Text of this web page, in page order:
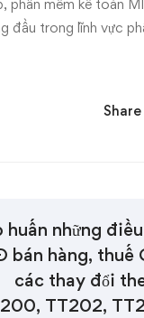
phần mềm kế toán
đầu trong lĩnh vực
huấn những
bán hàng, thuế
các thay đổi
TT202,